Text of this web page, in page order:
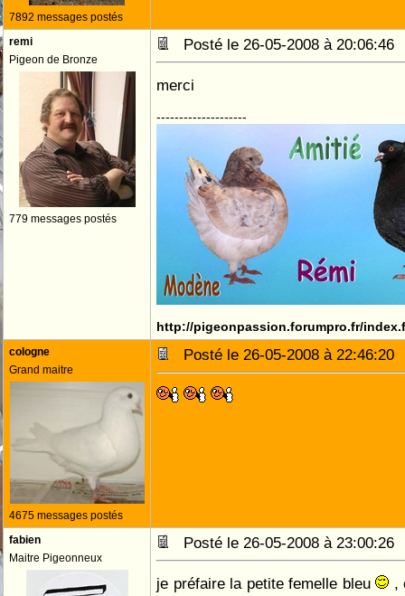
7892 messages postés
remi
Pigeon de Bronze
779 messages postés
Posté le 26-05-2008 à
merci
--------------------
http://pigeonpassion.forumpro.fr/
cologne
Grand maitre
4675 messages postés
Posté le 26-05-2008 à
fabien
Maitre Pigeonneux
Posté le 26-05-2008 à
je préfaire la petite femelle bleu
,